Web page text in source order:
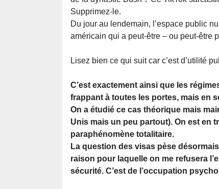
Supprimez-le.
Du jour au lendemain, l’espace public
américain qui a peut-être – ou peut-être
Lisez bien ce qui suit car c’est d’utilité
C’est exactement ainsi que les
frappant à toutes les portes, mais en
On a étudié ce cas théorique mais
Unis mais un peu partout). On est en
paraphénomène totalitaire.
La question des visas pèse
raison pour laquelle on me refusera
sécurité. C’est de l’occupation